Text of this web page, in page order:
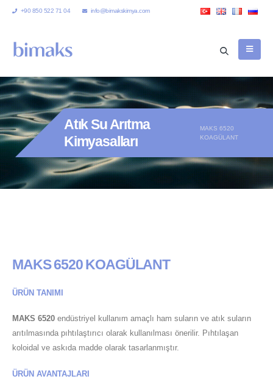
+90 850 522 71 04 info@bimakskimya.com
Atık Su Arıtma
Kimyasalları
MAKS 6520
KOAGÜLANT
MAKS 6520 KOAGÜLANT
ÜRÜN TANIMI
MAKS 6520 endüstriyel kullanım amaçlı ham suların ve atık suların
arıtılmasında pıhtılaştırıcı olarak kullanılması önerilir. Pıhtılaşan
koloidal ve askıda madde olarak tasarlanmıştır.
ÜRÜN AVANTAJLARI